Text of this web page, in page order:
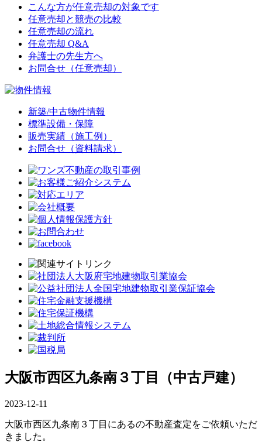
こんな方が任意売却の対象です
任意売却と競売の比較
任意売却の流れ
任意売却 Q&A
弁護士の先生方へ
お問合せ（任意売却）
新築/中古物件情報
標準設備・保障
販売実績（施工例）
お問合せ（資料請求）
大阪市西区九条南３丁目（中古戸建）
2023-12-11
大阪市西区九条南３丁目にあるの不動産査定をご依頼いただ
きました。